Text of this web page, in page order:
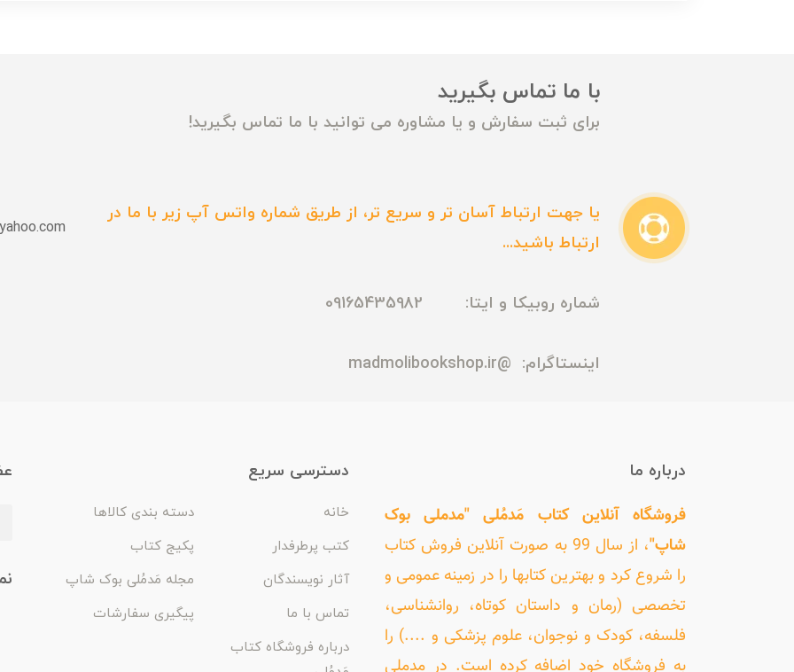
با ما تماس بگیرید
برای ثبت سفارش و یا مشاوره می توانید با ما تماس بگیرید!
یا جهت ارتباط آسان تر و سریع تر، از طریق شماره واتس آپ زیر با ما در
ارتباط باشید...
شماره روبیکا و ایتا: 09165435982
اینستاگرام: @madmolibookshop.ir
درباره ما
فروشگاه آنلاین کتاب مَدمُلی "مدملی بوک
شاپ"
، از سال 99 به صورت آنلاین فروش کتاب
را شروع کرد و بهترین کتابها را در زمینه عمومی و
تخصصی (رمان و داستان کوتاه، روانشناسی،
فلسفه، کودک و نوجوان، علوم پزشکی و ....) را
به فروشگاه خود اضافه کرده است. در مدملی
دسترسی سریع
خانه
دسته بندی کالاها
کتب پرطرفدار
پکیج کتاب
آثار نویسندگان
مجله مَدمُلی بوک شاپ
تماس با ما
پیگیری سفارشات
درباره فروشگاه کتاب